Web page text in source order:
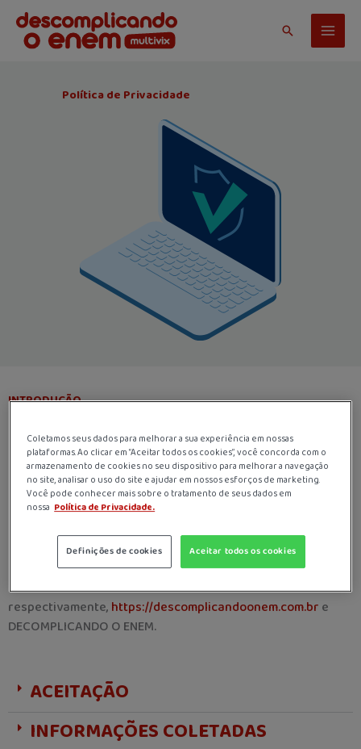
para
Pesquisar
Política de Privacidade
INTRODUÇÃO
Esta política de privacidade descreve as práticas da
DECOMPLICANDO O ENEM, em relação aos dados coletados
por meio do sitehttps://descomplicandoonem.com.bre seu
aplicativo (Aplicativo Descomplicando o Enem), de acordo
com as leis em vigor.
individualmente e demais dados fornecidos pelo USUÁRIO
ou coletados durante a utilização do site e/ou aplicativo,
nominados
respectivamente, https://descomplicandoonem.com.br e
DECOMPLICANDO O ENEM.
ACEITAÇÃO
INFORMAÇÕES COLETADAS
Coletamos seus dados para melhorar a sua experiência em nossas
plataformas. Ao clicar em “Aceitar todos os cookies”, você concorda com o
armazenamento de cookies no seu dispositivo para melhorar a navegação
no site, analisar o uso do site e ajudar em nossos esforços de marketing.
Você pode conhecer mais sobre o tratamento de seus dados em
nossa Política de Privacidade.
Aceitar todos os cookies
Definições de cookies